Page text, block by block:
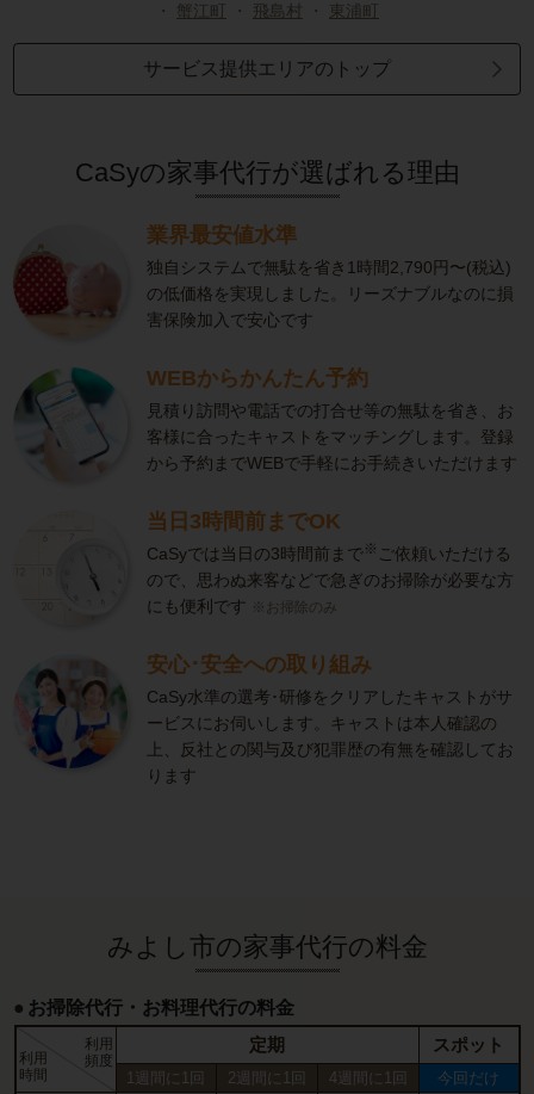
・
蟹江町 ・ 飛島村 ・ 東浦町
サービス提供エリアのトップ
CaSyの家事代行が選ばれる理由
業界最安値水準
独自システムで無駄を省き1時間2,790円〜(税込)
の低価格を実現しました。リーズナブルなのに損
害保険加入で安心です
WEBからかんたん予約
見積り訪問や電話での打合せ等の無駄を省き、お
客様に合ったキャストをマッチングします。登録
から予約までWEBで手軽にお手続きいただけます
当日3時間前までOK
CaSyでは当日の3時間前まで※ ご依頼いただける
ので、思わぬ来客などで急ぎのお掃除が必要な方
にも便利です ※お掃除のみ
安心･安全への取り組み
CaSy水準の選考･研修をクリアしたキャストがサ
ービスにお伺いします。キャストは本人確認の
上、反社との関与及び犯罪歴の有無を確認してお
ります
みよし市の家事代行の料金
お掃除代行・お料理代行の料金
利用
時間
利用
頻度
定期 スポット
1週間に1回 2週間に1回 4週間に1回 今回だけ